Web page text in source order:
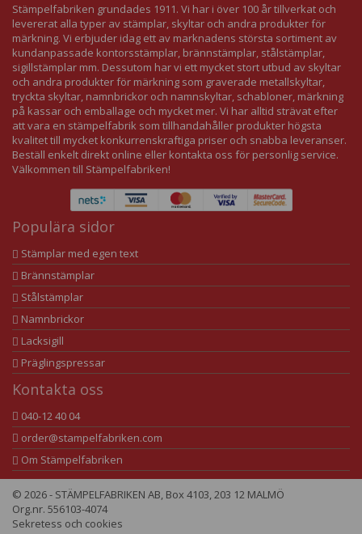
Stämpelfabriken grundades 1911. Vi har i över 100 år tillverkat och
levererat alla typer av stämplar, skyltar och andra produkter för
märkning. Vi erbjuder idag ett av marknadens största sortiment av
kundanpassade kontorsstämplar, brännstämplar, stålstämplar,
sigillstämplar mm. Dessutom har vi ett mycket stort utbud av skyltar
och andra produkter för märkning som graverade metallskyltar,
tryckta skyltar, namnbrickor och namnskyltar, schabloner, märkning
på kassar och emballage och mycket mer. Vi har alltid strävat efter
att vara en stämpelfabrik som tillhandahåller produkter högsta
kvalitet till mycket konkurrenskraftiga priser och snabba leveranser.
Beställ enkelt direkt online eller kontakta oss för personlig service.
Välkommen till Stämpelfabriken!
Populära sidor
Stämplar med egen text
Brännstämplar
Stålstämplar
Namnbrickor
Lacksigill
Präglingspressar
Kontakta oss
040-12 40 04
order@stampelfabriken.com
Om Stämpelfabriken
© 2026 - STÄMPELFABRIKEN AB, Box 4103, 203 12 MALMÖ
Org.nr. 556103-4074
Sekretess och cookies